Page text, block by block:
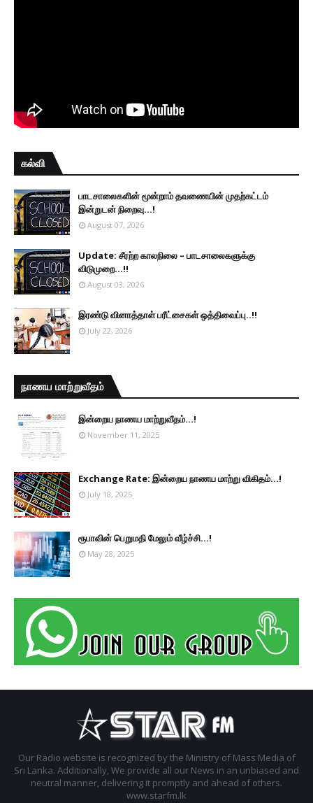
கல்வி
பாடசாலைகளின் மூன்றாம் தவணையின் முதற்கட்டம்
இன்றுடன் நிறைவு...!
August 07, 2026
Update: சீரற்ற காலநிலை – பாடசாலைகளுக்கு
விடுமுறை...!!
August 03, 2026
இரண்டு வினாத்தாள் பரீட்சைகள் ஒத்திவைப்பு..!!
July 22, 2026
நாணய மாற்றுவீதம்
இன்றைய நாணய மாற்றுவீதம்...!
November 11, 2025
Exchange Rate: இன்றைய நாணய மாற்று விகிதம்...!
July 18, 2025
ரூபாவின் பெறுமதி மேலும் வீழ்ச்சி...!
May 28, 2025
Our Radio website is recognized by the Ministry of Mass Media of
Sri Lanka. Additionally, We provide all our News in an unbiased and
neutral manner, delivering it promptly and ahead of others.
www.starfm.lk